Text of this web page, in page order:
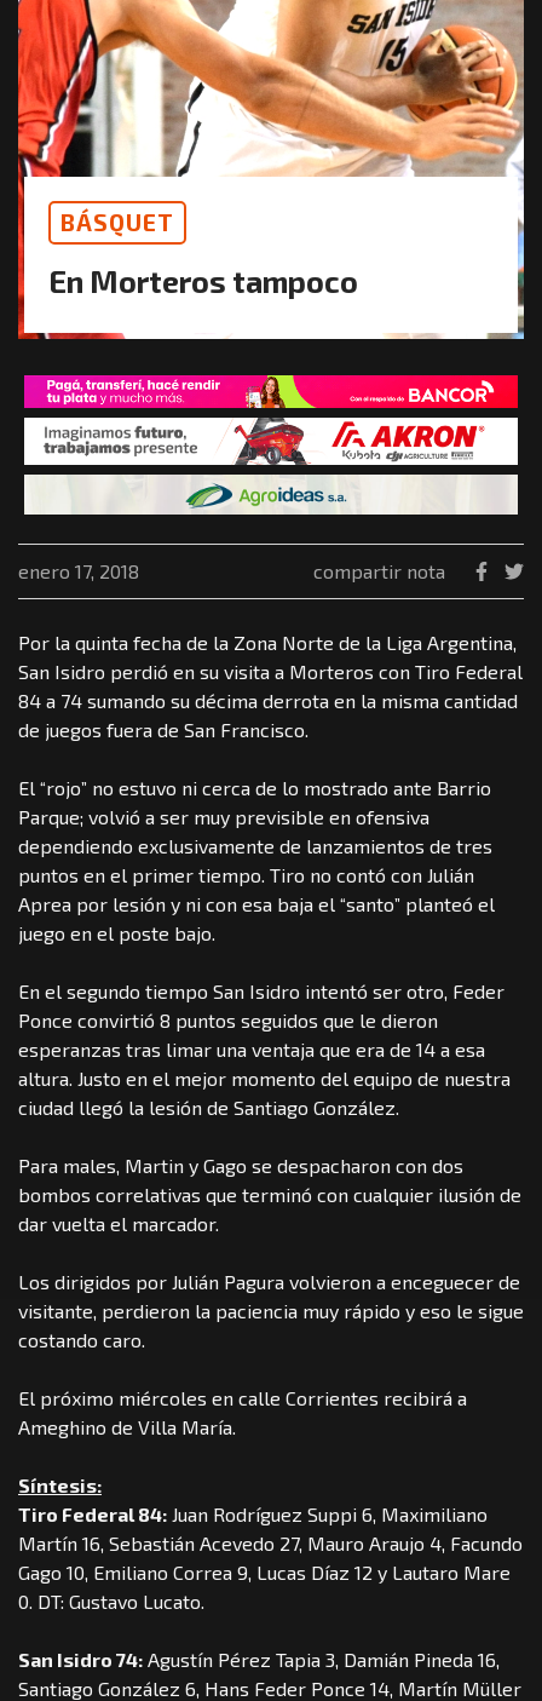
BÁSQUET
En Morteros tampoco
enero 17, 2018 compartir nota
Por la quinta fecha de la Zona Norte de la Liga Argentina,
San Isidro perdió en su visita a Morteros con Tiro Federal
84 a 74 sumando su décima derrota en la misma cantidad
de juegos fuera de San Francisco.
El “rojo” no estuvo ni cerca de lo mostrado ante Barrio
Parque; volvió a ser muy previsible en ofensiva
dependiendo exclusivamente de lanzamientos de tres
puntos en el primer tiempo. Tiro no contó con Julián
Aprea por lesión y ni con esa baja el “santo” planteó el
juego en el poste bajo.
En el segundo tiempo San Isidro intentó ser otro, Feder
Ponce convirtió 8 puntos seguidos que le dieron
esperanzas tras limar una ventaja que era de 14 a esa
altura. Justo en el mejor momento del equipo de nuestra
ciudad llegó la lesión de Santiago González.
Para males, Martin y Gago se despacharon con dos
bombos correlativas que terminó con cualquier ilusión de
dar vuelta el marcador.
Los dirigidos por Julián Pagura volvieron a enceguecer de
visitante, perdieron la paciencia muy rápido y eso le sigue
costando caro.
El próximo miércoles en calle Corrientes recibirá a
Ameghino de Villa María.
Síntesis:
Tiro Federal 84: Juan Rodríguez Suppi 6, Maximiliano
Martín 16, Sebastián Acevedo 27, Mauro Araujo 4, Facundo
Gago 10, Emiliano Correa 9, Lucas Díaz 12 y Lautaro Mare
0. DT: Gustavo Lucato.
San Isidro 74: Agustín Pérez Tapia 3, Damián Pineda 16,
Santiago González 6, Hans Feder Ponce 14, Martín Müller